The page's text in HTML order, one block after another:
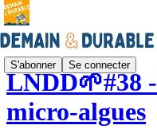
S'abonner Se connecter
LNDD🌱#38
micro-algues